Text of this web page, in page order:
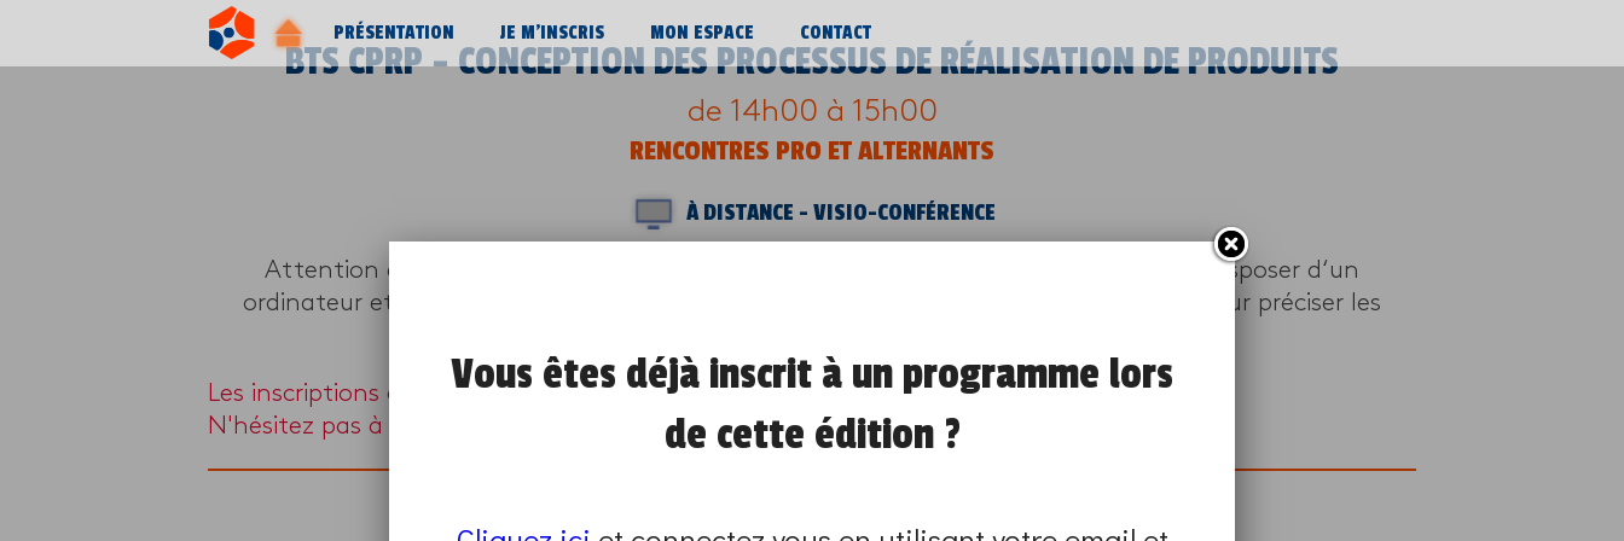
PRÉSENTATION JE M’INSCRIS MON ESPACE CONTACT
BTS CPRP – CONCEPTION DES PROCESSUS DE RÉALISATION DE PRODUITS
de 14h00 à 15h00
RENCONTRES PRO ET ALTERNANTS
À DISTANCE - VISIO-CONFÉRENCE
Attention ce programme se déroulera à distance, en visio-conférence. Vous devez disposer d‘un
ordinateur et d’une webcam. Le lieu qui organise le programme reviendra vers vous pour préciser les
Les inscriptions à ce programme sont closes.
N'hésitez pas à en chercher un autre en renseignant vos critères sur
Vous êtes déjà inscrit à un programme lors
de cette édition ?